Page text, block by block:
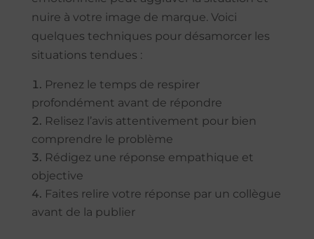
nuire à votre image de marque. Voici
quelques techniques pour désamorcer les
situations tendues :
Prenez le temps de respirer
profondément avant de répondre
Relisez l’avis attentivement pour bien
comprendre le problème
Rédigez une réponse empathique et
objective
Faites relire votre réponse par un collègue
avant de la publier